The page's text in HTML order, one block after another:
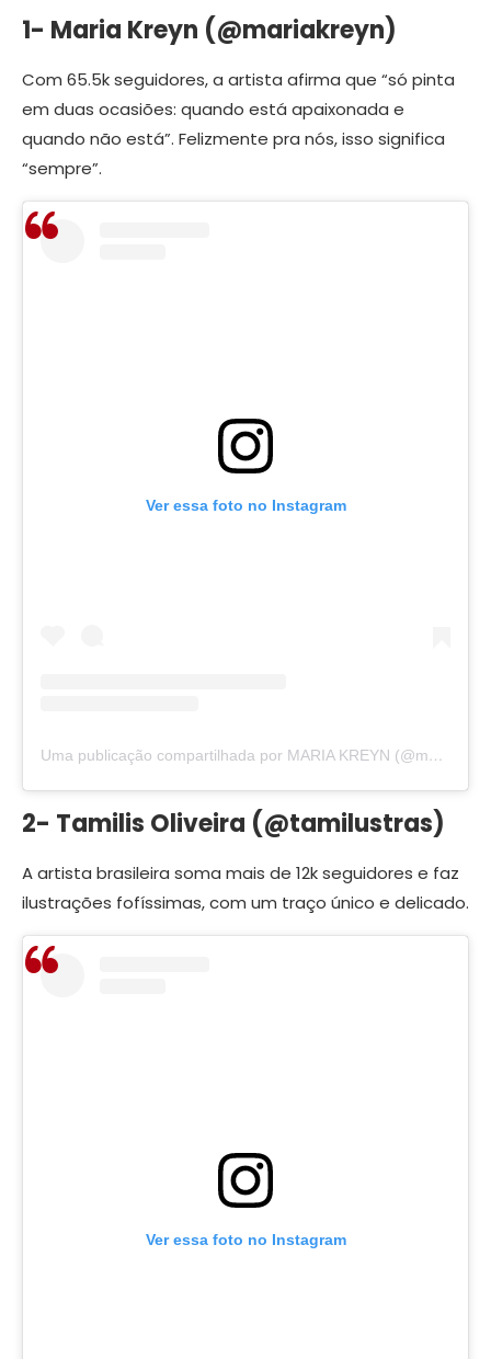
1- Maria Kreyn (@mariakreyn)
Com 65.5k seguidores, a artista afirma que “só pinta
em duas ocasiões: quando está apaixonada e
quando não está”. Felizmente pra nós, isso significa
“sempre”.
Ver essa foto no Instagram
Uma publicação compartilhada por MARIA KREYN (@mariakreyn)
2- Tamilis Oliveira (@tamilustras)
A artista brasileira soma mais de 12k seguidores e faz
ilustrações fofíssimas, com um traço único e delicado.
Ver essa foto no Instagram